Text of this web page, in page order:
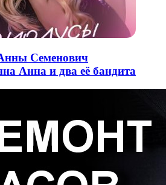
Семенович
Анна и два её бандита